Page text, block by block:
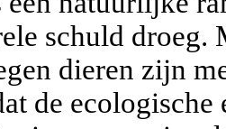
schuld
dieren zijn
de